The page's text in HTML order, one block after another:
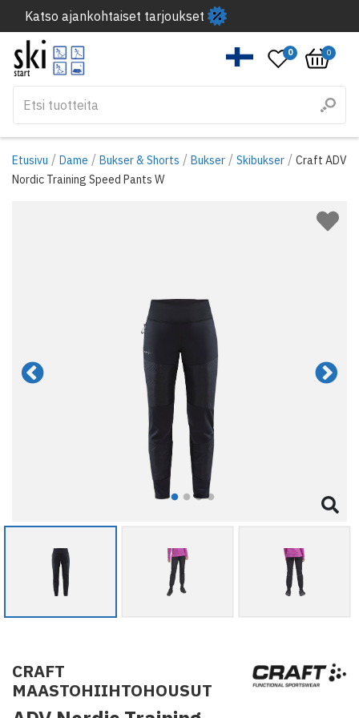
Katso ajankohtaiset tarjoukset
0 0
Etusivu / Dame / Bukser & Shorts / Bukser / Skibukser / Craft ADV
Nordic Training Speed Pants W
CRAFT
MAASTOHIIHTOHOUSUT